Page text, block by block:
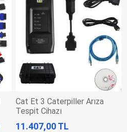
Cat Et 3 Caterpiller Arıza
Tespit Cihazı
11.407,00 TL